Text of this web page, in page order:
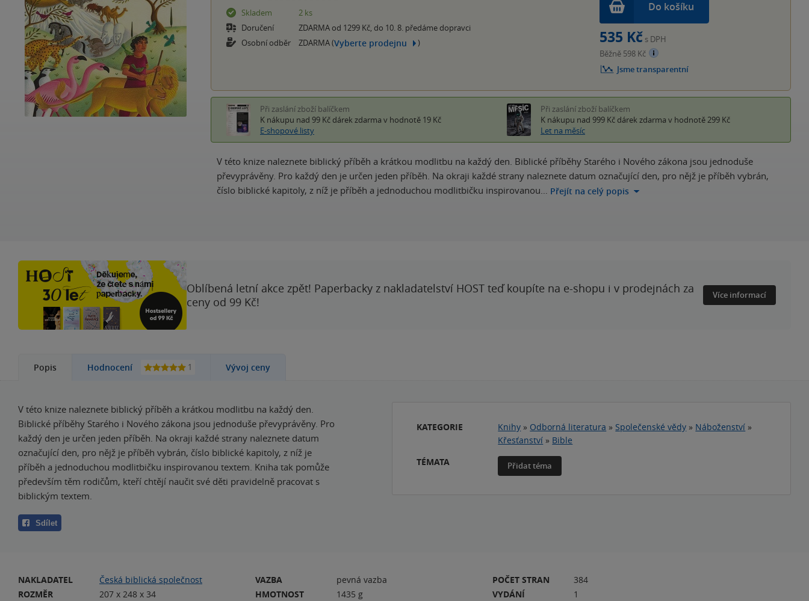
Skladem
2 ks
Doručení
ZDARMA od 1299 Kč, do 10. 8. předáme dopravci
Osobní odběr
ZDARMA (Vyberte prodejnu )
Do košíku
535 Kč s DPH
Běžně 598 Kč
Jsme transparentní
Při zaslání zboží balíčkem
K nákupu nad 99 Kč dárek zdarma v hodnotě 19 Kč
E-shopové listy
Při zaslání zboží balíčkem
K nákupu nad 999 Kč dárek zdarma v hodnotě 299 Kč
Let na měsíc
V této knize naleznete biblický příběh a krátkou modlitbu na každý den. Biblické příběhy Starého i Nového zákona jsou jednoduše
převyprávěny. Pro každý den je určen jeden příběh. Na okraji každé strany naleznete datum označující den, pro nějž je příběh vybrán,
číslo biblické kapitoly, z níž je příběh a jednoduchou modlitbičku inspirovanou… Přejít na celý popis
Oblíbená letní akce zpět! Paperbacky z nakladatelství HOST teď koupíte na e-shopu i v prodejnách za
ceny od 99 Kč!
Více informací
Popis Hodnocení 1 Vývoj ceny
V této knize naleznete biblický příběh a krátkou modlitbu na každý den.
Biblické příběhy Starého i Nového zákona jsou jednoduše převyprávěny. Pro
každý den je určen jeden příběh. Na okraji každé strany naleznete datum
označující den, pro nějž je příběh vybrán, číslo biblické kapitoly, z níž je
příběh a jednoduchou modlitbičku inspirovanou textem. Kniha tak pomůže
především těm rodičům, kteří chtějí naučit své děti pravidelně pracovat s
biblickým textem.
Sdílet
KATEGORIE Knihy » Odborná literatura » Společenské vědy » Náboženství »
Křesťanství » Bible
TÉMATA
Přidat téma
NAKLADATEL
Česká biblická společnost
ROZMĚR
207 x 248 x 34
VAZBA
pevná vazba
HMOTNOST
1435 g
POČET STRAN
384
VYDÁNÍ
1